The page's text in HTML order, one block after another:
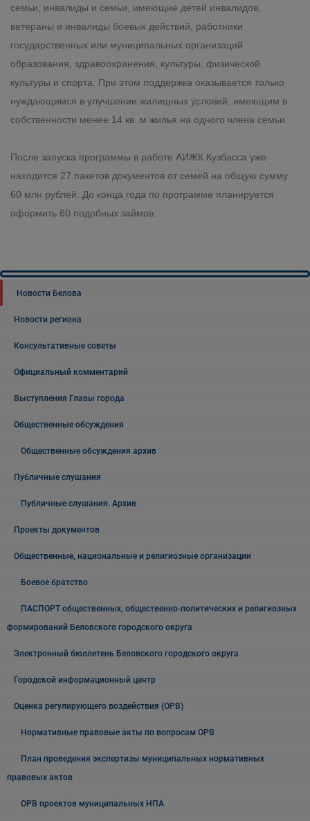
семьи, инвалиды и семьи, имеющие детей инвалидов,
ветераны и инвалиды боевых действий, работники
государственных или муниципальных организаций
образования, здравоохранения, культуры, физической
культуры и спорта. При этом поддержка оказывается только
нуждающимся в улучшении жилищных условий, имеющим в
собственности менее 14 кв. м жилья на одного члена семьи.
После запуска программы в работе АИЖК Кузбасса уже
находится 27 пакетов документов от семей на общую сумму
60 млн рублей. До конца года по программе планируется
оформить 60 подобных займов.
Новости Белова
Новости региона
Консультативные советы
Официальный комментарий
Выступления Главы города
Общественные обсуждения
Общественные обсуждения архив
Публичные слушания
Публичные слушания. Архив
Проекты документов
Общественные, национальные и религиозные организации
Боевое братство
ПАСПОРТ общественных, общественно-политических и религиозных
формирований Беловского городского округа
Электронный бюллетень Беловского городского округа
Городской информационный центр
Оценка регулирующего воздействия (ОРВ)
Нормативные правовые акты по вопросам ОРВ
План проведения экспертизы муниципальных нормативных
правовых актов
ОРВ проектов муниципальных НПА